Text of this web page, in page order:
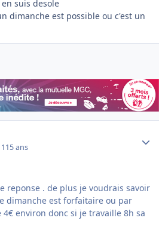
suis desole
dimanche est possible ou c'est un
15 ans
reponse . de plus je voudrais savoir
dimanche est forfaitaire ou par
environ donc si je travaille 8h sa